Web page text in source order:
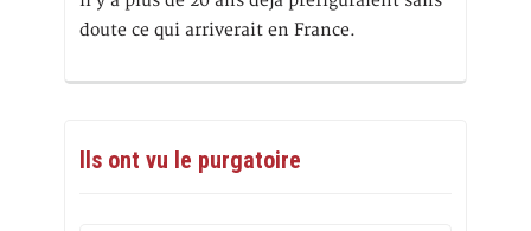
doute ce qui arriverait en France.
Ils ont vu le purgatoire